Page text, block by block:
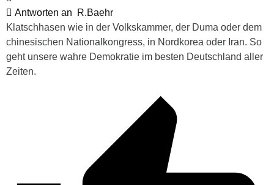
Antworten an
R.Baehr
Klatschhasen wie in der Volkskammer, der Duma oder dem
chinesischen Nationalkongress, in Nordkorea oder Iran. So
geht unsere wahre Demokratie im besten Deutschland aller
Zeiten.